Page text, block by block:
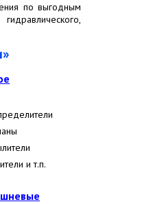
по выгодным
и т.п.